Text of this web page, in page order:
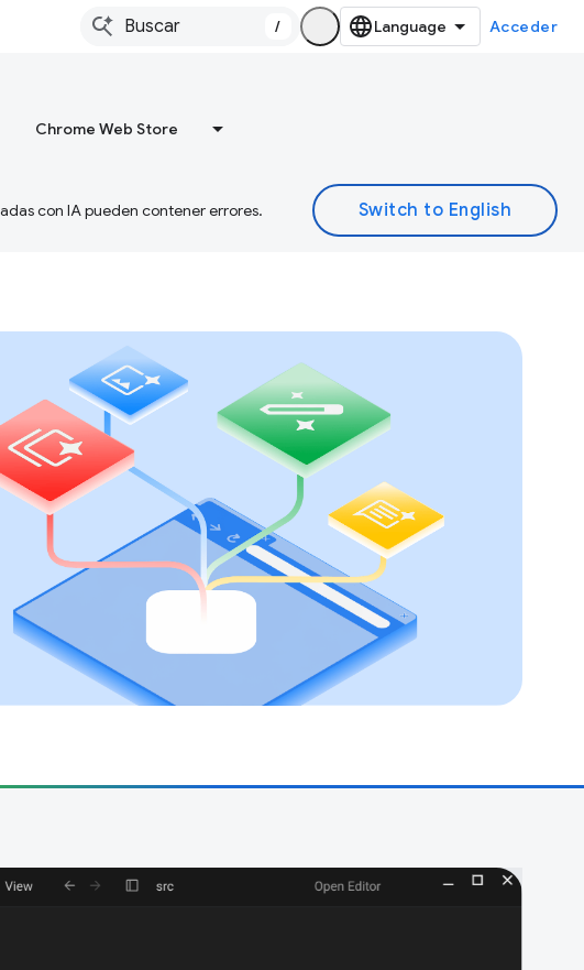
/ Acceder
Chrome Web Store
con IA pueden contener errores.